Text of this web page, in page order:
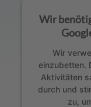
Wir
Wir
einzubetten.
Aktivitäten
durch und
zu,